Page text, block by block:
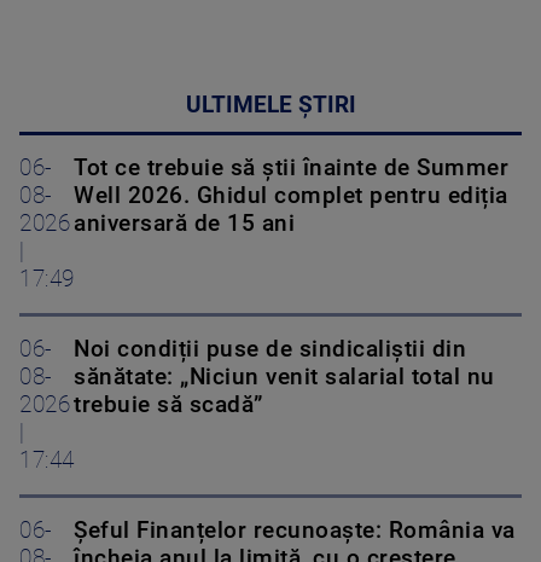
ULTIMELE ȘTIRI
06-
08-
2026
17:49
Tot ce trebuie să știi înainte de Summer
Well 2026. Ghidul complet pentru ediția
aniversară de 15 ani
06-
08-
2026
17:44
Noi condiții puse de sindicaliștii din
sănătate: „Niciun venit salarial total nu
trebuie să scadă”
06-
Șeful Finanțelor recunoaște: România va